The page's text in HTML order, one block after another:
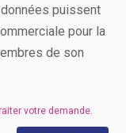
puissent
pour la
de son